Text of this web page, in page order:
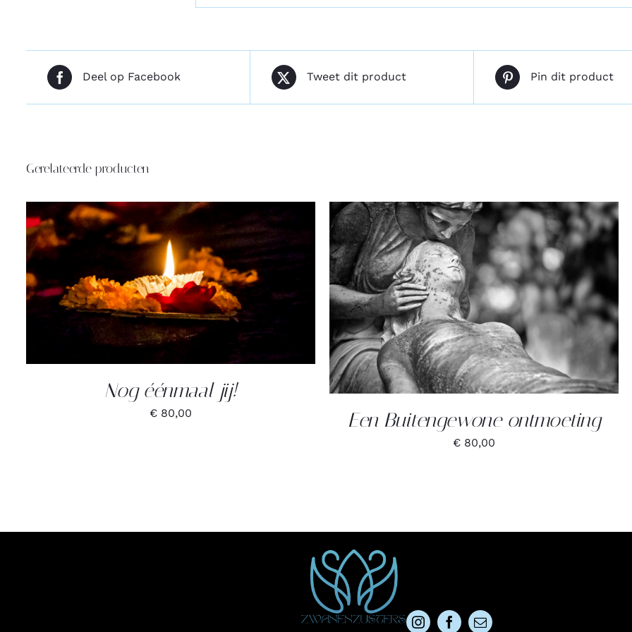
Deel op Facebook Tweet dit product Pin dit product
Gerelateerde producten
TOEVOEGEN AAN WINKELWAGEN / DETAILS
Nog éénmaal jij!
€80,00
TOEVOEGEN AAN WINKELWAGEN / DETAILS
Een Buitengewone ontmoeting
€80,00